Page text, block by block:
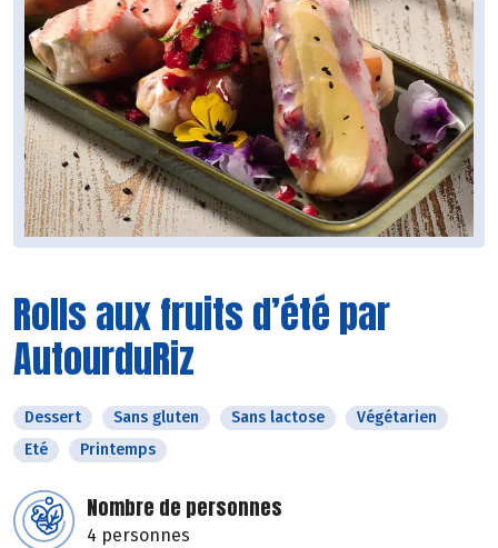
Rolls aux fruits d’été par
AutourduRiz
Dessert Sans gluten Sans lactose
Végétarien
Eté
Printemps
Nombre de personnes
4 personnes